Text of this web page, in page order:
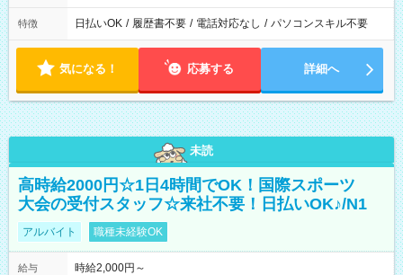
特徴 日払いOK / 履歴書不要 / 電話対応なし / パソコンスキル不要
気になる！ 応募する 詳細へ
未読
高時給2000円☆1日4時間でOK！国際スポーツ
大会の受付スタッフ☆来社不要！日払いOK♪/N1
アルバイト 職種未経験OK
給与
時給2,000円～